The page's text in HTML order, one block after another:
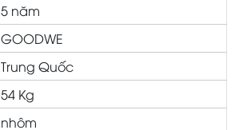
5 năm
GOODWE
Trung Quốc
54 Kg
nhôm